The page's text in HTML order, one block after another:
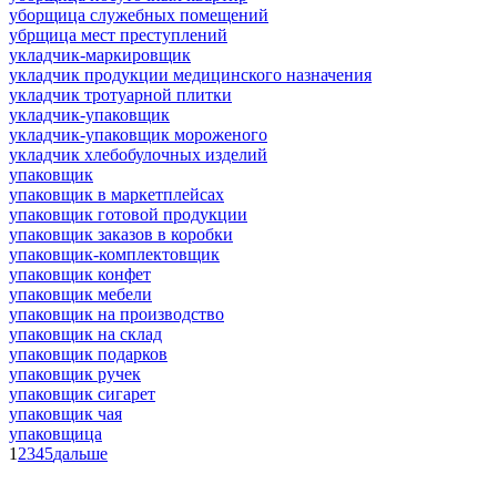
уборщица служебных помещений
убрщица мест преступлений
укладчик-маркировщик
укладчик продукции медицинского назначения
укладчик тротуарной плитки
укладчик-упаковщик
укладчик-упаковщик мороженого
укладчик хлебобулочных изделий
упаковщик
упаковщик в маркетплейсах
упаковщик готовой продукции
упаковщик заказов в коробки
упаковщик-комплектовщик
упаковщик конфет
упаковщик мебели
упаковщик на производство
упаковщик на склад
упаковщик подарков
упаковщик ручек
упаковщик сигарет
упаковщик чая
упаковщица
1 2345дальше